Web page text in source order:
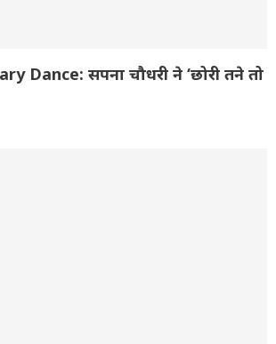
Dance: सपना चौधरी ने ‘छोरी तने तो